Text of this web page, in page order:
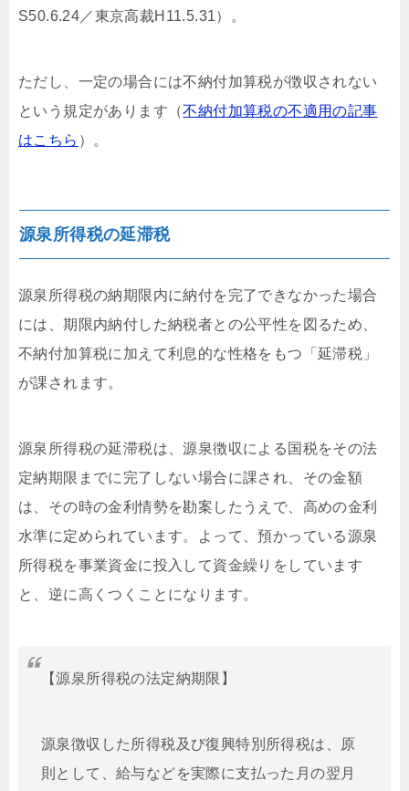
S50.6.24／東京高裁H11.5.31）。
ただし、一定の場合には不納付加算税が徴収されない
という規定があります（不納付加算税の不適用の記事
はこちら ）。
源泉所得税の延滞税
源泉所得税の納期限内に納付を完了できなかった場合
には、期限内納付した納税者との公平性を図るため、
不納付加算税に加えて利息的な性格をもつ「延滞税」
が課されます。
源泉所得税の延滞税は、源泉徴収による国税をその法
定納期限までに完了しない場合に課され、その金額
は、その時の金利情勢を勘案したうえで、高めの金利
水準に定められています。よって、預かっている源泉
所得税を事業資金に投入して資金繰りをしています
と、逆に高くつくことになります。
【源泉所得税の法定納期限】
源泉徴収した所得税及び復興特別所得税は、原
則として、給与などを実際に支払った月の翌月